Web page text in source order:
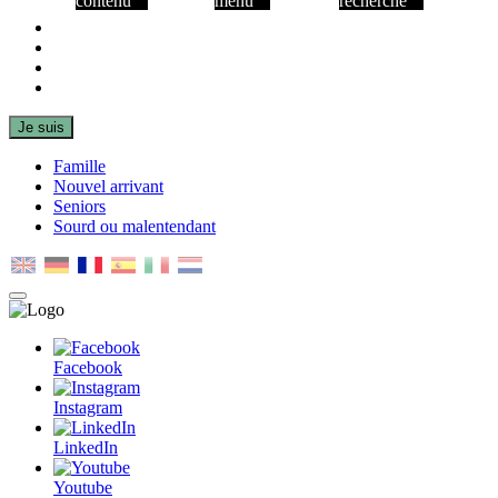
Je suis
Famille
Nouvel arrivant
Seniors
Sourd ou malentendant
MENU
PRINCIPAL
Facebook
Instagram
LinkedIn
Youtube